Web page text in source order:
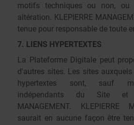
motifs techniques ou non, ou
altération. KLEPIERRE
tenue pour responsable de toute
7. LIENS HYPERTEXTES
La Plateforme Digitale peut
d'autres sites. Les sites
hypertextes sont, sauf
indépendants du Site et
MANAGEMENT. KLEPIERRE
saurait en aucune façon être